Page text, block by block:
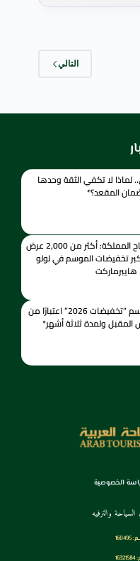
التالي
لماذا لا تكفي الثقة وحدها
المقعد؟*
عاصفة الأسعار تجتاح المملكة: أكثر من 2,000 عرض
تخفيضات الموسم في لولو
هايبرماركت
التجارة” إطلاق موسم “تخفيضات 2026” اعتبارًا من
ولمدة ثلاثة أشهر*
الخصوصية
والترفيه